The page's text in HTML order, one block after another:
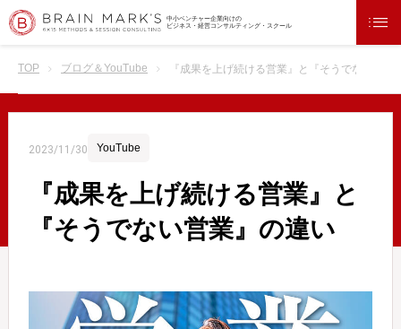
中小ベンチャー企業向けの
ビジネス・経営コンサルティング・スクール
TOP ブログ＆YouTube 『成果を上げ続ける営業』と『そうでない営業
2023/11/30 YouTube
『成果を上げ続ける営業』と
『そうでない営業』の違い